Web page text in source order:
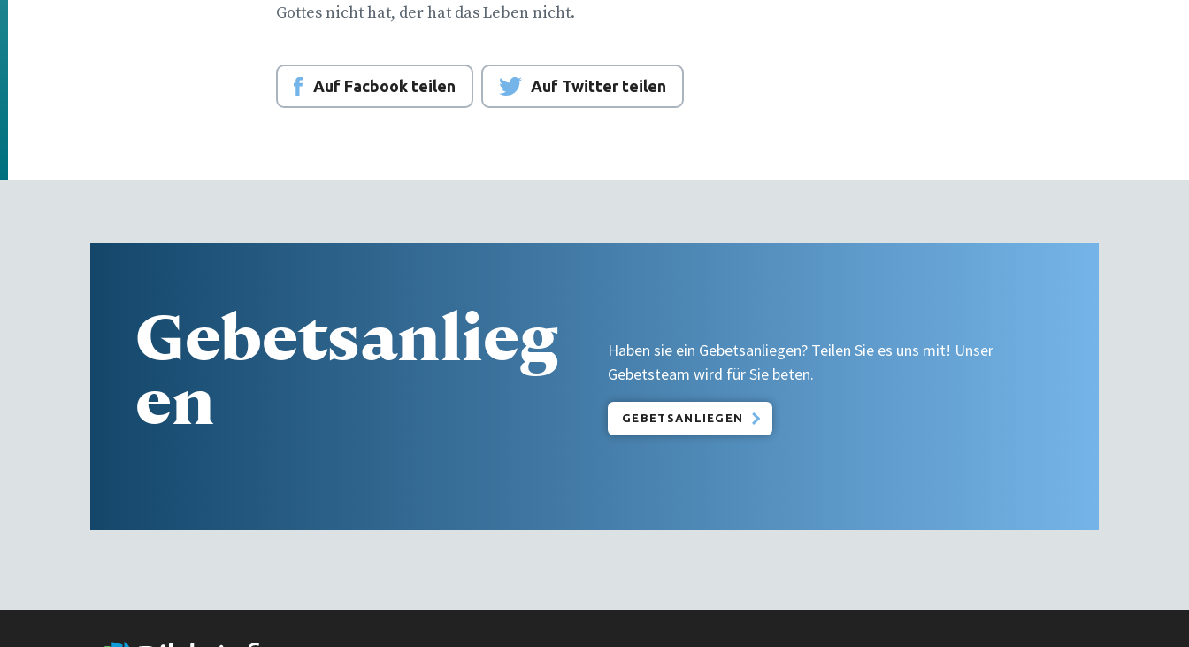
Gottes nicht hat, der hat das Leben nicht.
Auf Facbook teilen Auf Twitter teilen
Gebetsanlieg
en
Haben sie ein Gebetsanliegen? Teilen Sie es uns mit! Unser
Gebetsteam wird für Sie beten.
GEBETSANLIEGEN